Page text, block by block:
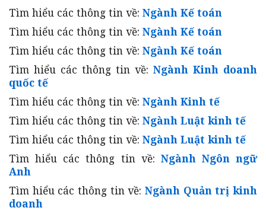
Tìm hiểu các thông tin về: Ngành Kế toán
Tìm hiểu các thông tin về: Ngành Kế toán
Tìm hiểu các thông tin về: Ngành Kế toán
Tìm hiểu các thông tin về: Ngành Kinh doanh
quốc tế
Tìm hiểu các thông tin về: Ngành Kinh tế
Tìm hiểu các thông tin về: Ngành Luật kinh tế
Tìm hiểu các thông tin về: Ngành Luật kinh tế
Tìm hiểu các thông tin về: Ngành Ngôn ngữ
Anh
Tìm hiểu các thông tin về: Ngành Quản trị kinh
doanh